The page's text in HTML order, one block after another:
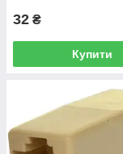
32 ₴
Купити